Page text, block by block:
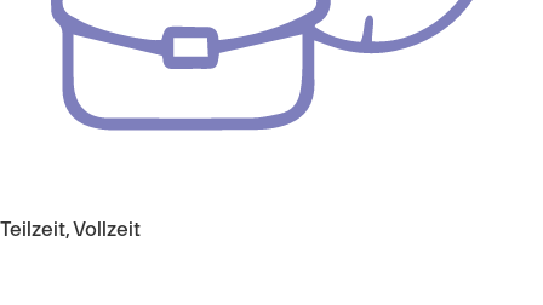
Teilzeit, Vollzeit